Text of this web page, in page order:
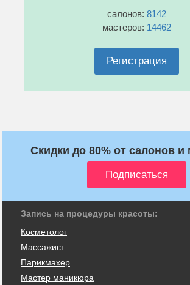
салонов: 8142
мастеров: 14462
Регистрация
Скидки до 80% от салонов и
Запись на процедуры красоты:
Косметолог
Массажист
Парикмахер
Мастер маникюра